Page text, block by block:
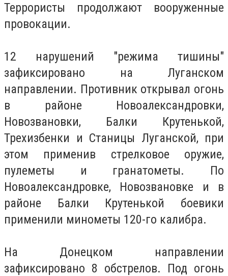
Террористы продолжают вооруженные
провокации.
12 нарушений "режима тишины"
зафиксировано на Луганском
направлении. Противник открывал огонь
в районе Новоалександровки,
Новозвановки, Балки Крутенькой,
Трехизбенки и Станицы Луганской, при
этом применив стрелковое оружие,
пулеметы и гранатометы. По
Новоалександровке, Новозвановке и в
районе Балки Крутенькой боевики
применили минометы 120-го калибра.
На Донецком направлении
зафиксировано 8 обстрелов. Под огонь